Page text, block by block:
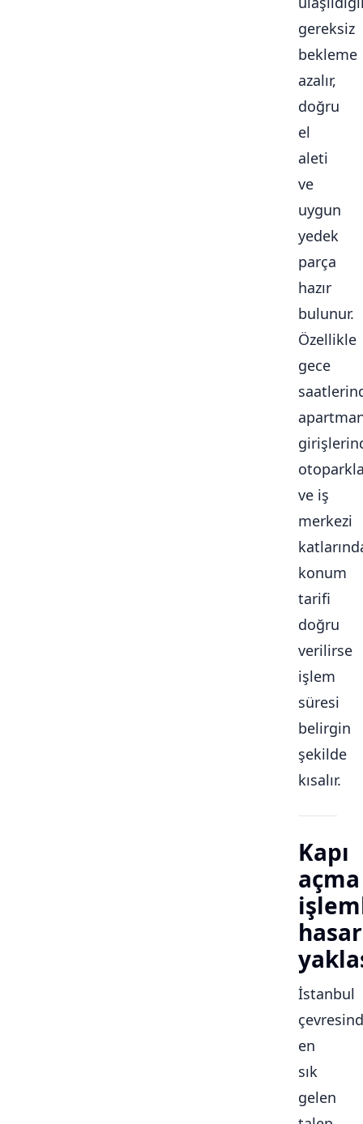
gereksiz
bekleme
azalır,
doğru
el
aleti
ve
uygun
yedek
parça
hazır
bulunur.
Özellikle
gece
ve iş
merkezi
konum
tarifi
doğru
verilirse
işlem
süresi
belirgin
şekilde
kısalır.
Kapı
açma
İstanbul
en
sık
gelen